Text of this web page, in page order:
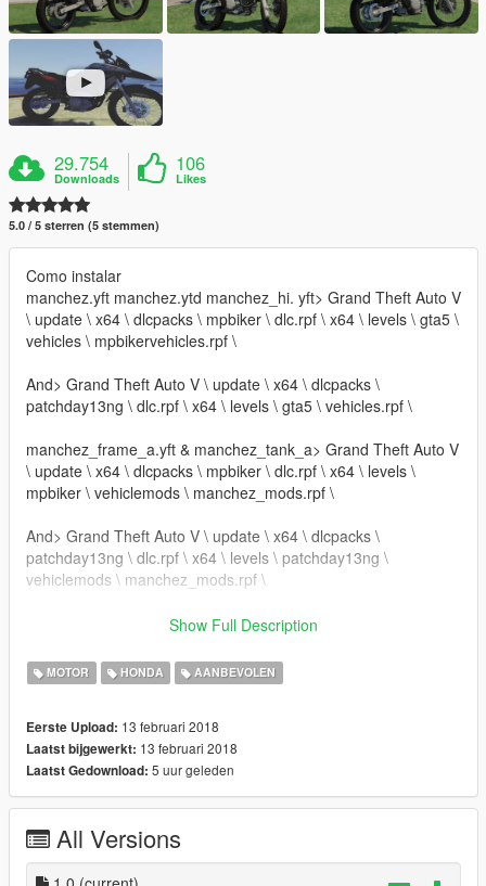
29.754
Downloads
106
Likes
5.0 / 5 sterren (5 stemmen)
Como instalar
manchez.yft manchez.ytd manchez_hi. yft> Grand Theft Auto V
\ update \ x64 \ dlcpacks \ mpbiker \ dlc.rpf \ x64 \ levels \ gta5 \
vehicles \ mpbikervehicles.rpf \
And> Grand Theft Auto V \ update \ x64 \ dlcpacks \
patchday13ng \ dlc.rpf \ x64 \ levels \ gta5 \ vehicles.rpf \
manchez_frame_a.yft & manchez_tank_a> Grand Theft Auto V
\ update \ x64 \ dlcpacks \ mpbiker \ dlc.rpf \ x64 \ levels \
mpbiker \ vehiclemods \ manchez_mods.rpf \
And> Grand Theft Auto V \ update \ x64 \ dlcpacks \
patchday13ng \ dlc.rpf \ x64 \ levels \ patchday13ng \
vehiclemods \ manchez_mods.rpf \
- Crédits: Bigorna (Por favor, atualize-me sobre o resto,
- Convertido em GTA V por: Carlos Danrlley (Bigorna)
+ "" +
O mod contém 4 extras
-------------------- ---------------- ----------
Você quer que eu diga algo? Enviar e-mail na página, quando
possível, responda: https://www.facebook.com/CarlosDaanrlley
se desejar mais mods como este, mantenha os créditos e o
link do download original!
Show Full Description
MOTOR HONDA AANBEVOLEN
Eerste Upload: 13 februari 2018
Laatst bijgewerkt: 13 februari 2018
Laatst Gedownload: 5 uur geleden
All Versions